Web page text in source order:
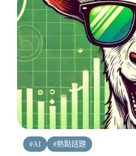
#AI #熱點話題